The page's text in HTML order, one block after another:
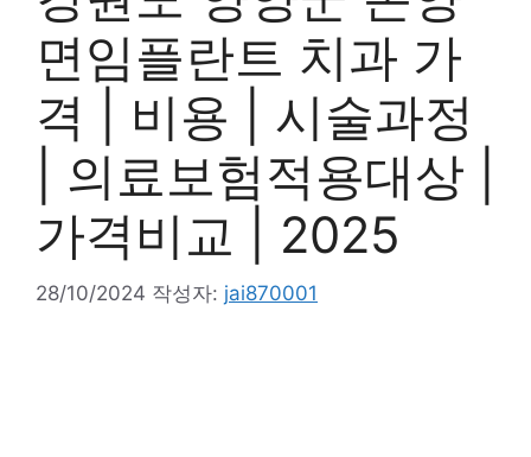
면임플란트 치과 가
격 | 비용 | 시술과정
| 의료보험적용대상 |
가격비교 | 2025
28/10/2024 작성자: jai870001